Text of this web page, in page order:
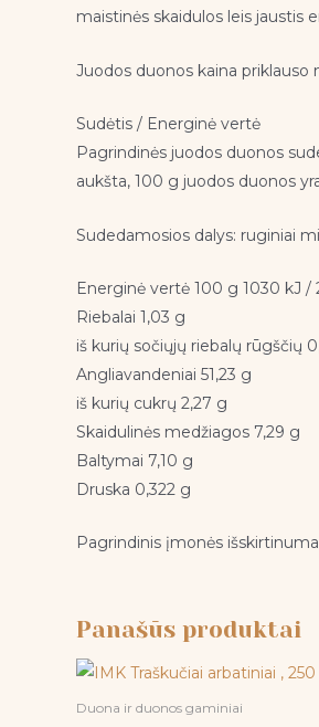
maistinės skaidulos leis jaustis
Juodos duonos kaina priklauso
Sudėtis / Energinė vertė
Pagrindinės juodos duonos
aukšta, 100 g juodos duonos
Sudedamosios dalys: ruginiai
Energinė vertė 100 g 1030 kJ /
Riebalai 1,03 g
iš kurių sočiųjų riebalų rūgščių
Angliavandeniai 51,23 g
iš kurių cukrų 2,27 g
Skaidulinės medžiagos 7,29 g
Baltymai 7,10 g
Druska 0,322 g
Pagrindinis įmonės
Panašūs produktai
Duona ir duonos gaminiai